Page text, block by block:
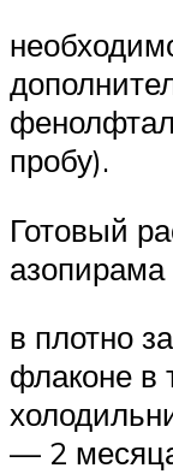
пробу).
Готовый
в плотно
флаконе в
— 2